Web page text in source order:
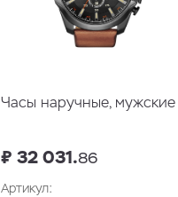
Часы наручные, мужские
₽ 32 031.86
Артикул: